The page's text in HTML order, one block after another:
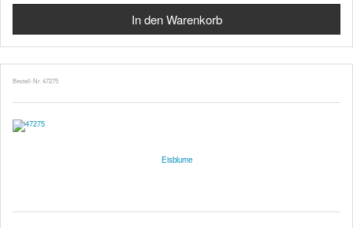
Bestell-Nr. 47275
Eisblume